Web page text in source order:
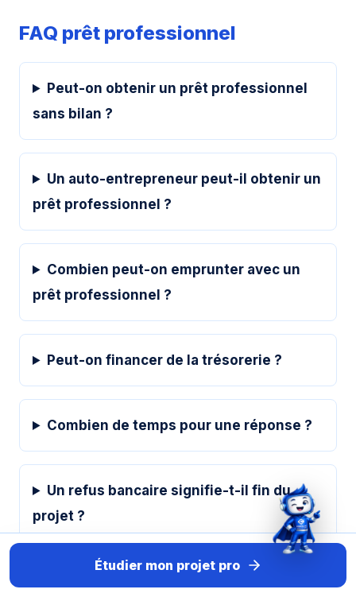
FAQ prêt professionnel
Peut-on obtenir un prêt professionnel
sans bilan ?
Un auto-entrepreneur peut-il obtenir un
prêt professionnel ?
Combien peut-on emprunter avec un
prêt professionnel ?
Peut-on financer de la trésorerie ?
Combien de temps pour une réponse ?
Un refus bancaire signifie-t-il fin du
projet ?
Étudier mon projet pro